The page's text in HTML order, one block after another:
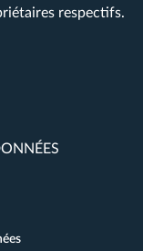
respectifs.